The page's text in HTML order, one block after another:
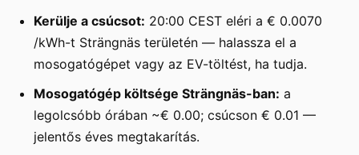
Kerülje a csúcsot: 20:00 CEST eléri a € 0.0070
/kWh-t Strängnäs területén — halassza el a
mosogatógépet vagy az EV-töltést, ha tudja.
Mosogatógép költsége Strängnäs-ban: a
legolcsóbb órában ~€ 0.00; csúcson € 0.01 —
jelentős éves megtakarítás.